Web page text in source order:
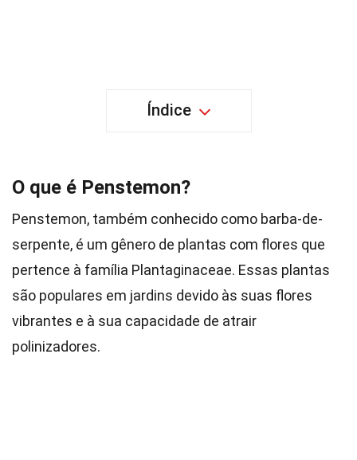
Índice
O que é Penstemon?
Penstemon, também conhecido como barba-de-
serpente, é um gênero de plantas com flores que
pertence à família Plantaginaceae. Essas plantas
são populares em jardins devido às suas flores
vibrantes e à sua capacidade de atrair
polinizadores.